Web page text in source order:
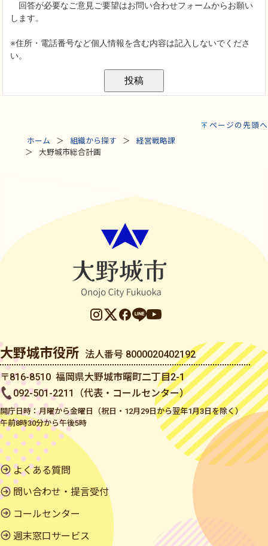
ページの先頭へ
ホーム
組織から探す
経営戦略課
大野城市総合計画
大野城市役所 法人番号 8000020402192
〒816-8510 福岡県大野城市曙町二丁目2-1
092-501-2211（代表・コールセンター）
開庁日時：月曜から金曜日（祝日・12月29日から翌年1月3日を除く）
午前8時30分から午後5時
よくある質問
問い合わせ・提言受付
コールセンター
週末窓口サービス